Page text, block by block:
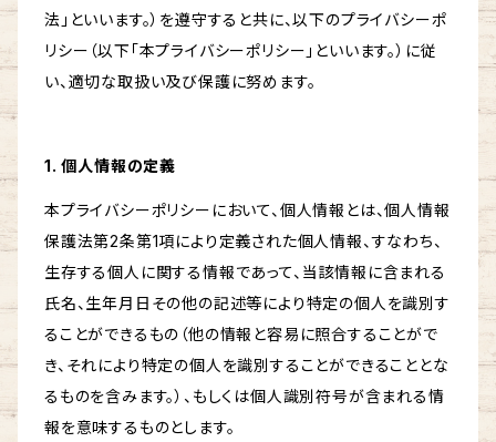
法」といいます。）を遵守すると共に、以下のプライバシーポ
リシー（以下「本プライバシーポリシー」といいます。）に従
い、適切な取扱い及び保護に努めます。
1. 個人情報の定義
本プライバシーポリシーにおいて、個人情報とは、個人情報
保護法第2条第1項により定義された個人情報、すなわち、
生存する個人に関する情報であって、当該情報に含まれる
氏名、生年月日その他の記述等により特定の個人を識別す
ることができるもの（他の情報と容易に照合することがで
き、それにより特定の個人を識別することができることとな
るものを含みます。）、もしくは個人識別符号が含まれる情
報を意味するものとします。